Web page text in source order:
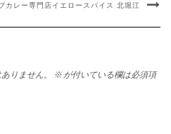
カレー専門店イエロースパイス 北堀江
りません。 ※ が付いている欄は必須項